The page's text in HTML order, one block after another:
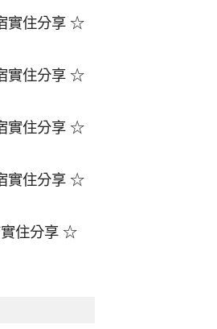
實住分享 ☆
實住分享 ☆
實住分享 ☆
實住分享 ☆
住分享 ☆